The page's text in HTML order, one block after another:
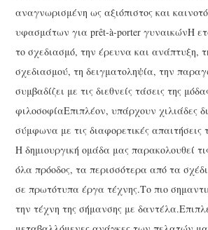
αναγνωρισμένη ως αξιόπιστος και
υφασμάτων για prêt-à-porter γυναικώνΗ
το σχεδιασμό, την έρευνα και ανάπτυξη,
σχεδιασμού, τη δειγματοληψία, την
συμβαδίζει με τις διεθνείς τάσεις της
φιλοσοφίαΕπιπλέον, υπάρχουν χιλιάδες
σύμφωνα με τις διαφορετικές
Η δημιουργική ομάδα μας παρακολουθεί
όλα πρόοδος, τα περισσότερα από τα
σε πρωτότυπα έργα τέχνης.Το πιο
την τέχνη της σήμανσης με